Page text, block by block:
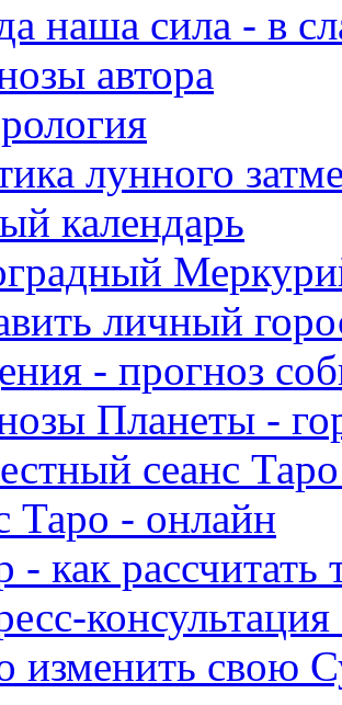
наша сила - в
автора
лунного
календарь
личный
- прогноз
Планеты -
сеанс
Таро - онлайн
- как
изменить свою